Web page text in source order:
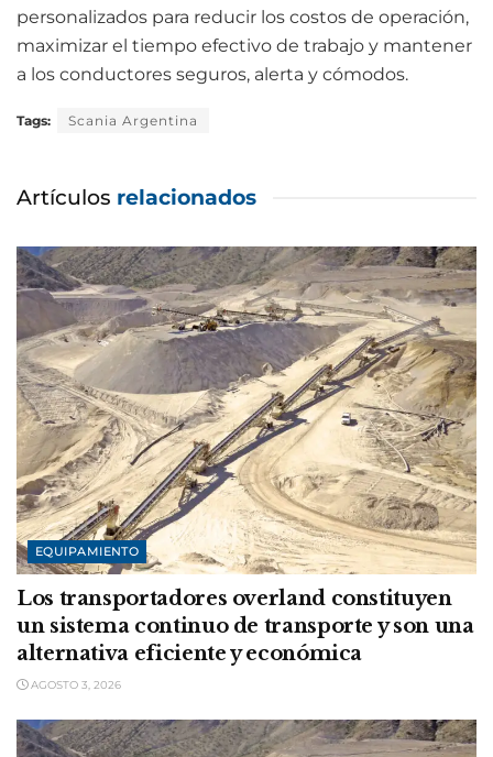
personalizados para reducir los costos de operación,
maximizar el tiempo efectivo de trabajo y mantener
a los conductores seguros, alerta y cómodos.
Tags: Scania Argentina
Artículos relacionados
EQUIPAMIENTO
Los transportadores overland constituyen
un sistema continuo de transporte y son una
alternativa eficiente y económica
AGOSTO 3, 2026